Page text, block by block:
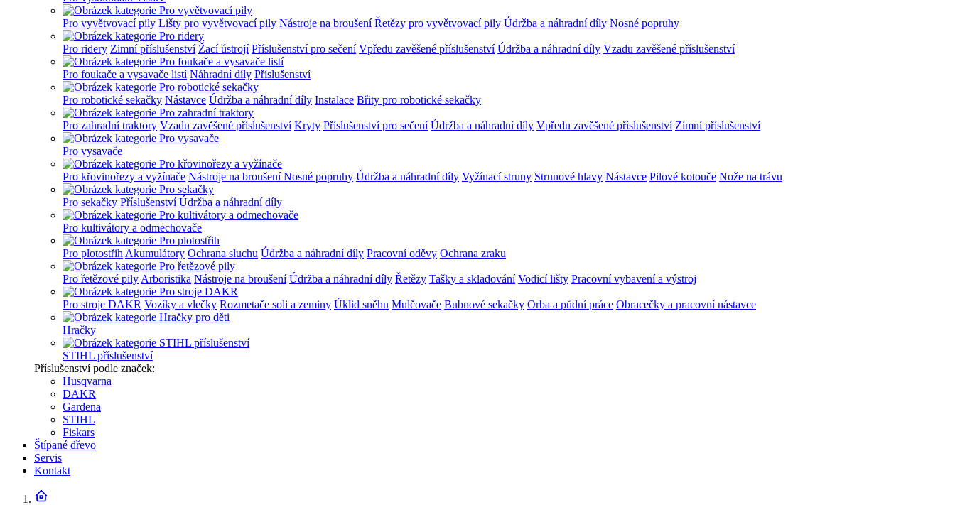
Pro vyvětvovací pily Lišty pro vyvětvovací pily Nástroje na broušení Řetězy pro vyvětvovací pily Údržba a náhradní díly Nosné popruhy
Pro ridery Zimní příslušenství Žací ústrojí Příslušenství pro sečení Vpředu zavěšené příslušenství Údržba a náhradní díly Vzadu zavěšené příslušenství
Pro foukače a vysavače listí Náhradní díly Příslušenství
Pro robotické sekačky Nástavce Údržba a náhradní díly Instalace Břity pro robotické sekačky
Pro zahradní traktory Vzadu zavěšené příslušenství Kryty Příslušenství pro sečení Údržba a náhradní díly Vpředu zavěšené příslušenství Zimní příslušenství
Pro vysavače
Pro křovinořezy a vyžínače Nástroje na broušeníNosné popruhy Údržba a náhradní díly Vyžínací struny Strunové hlavy Nástavce Pilové kotouče Nože na trávu
Pro sekačky Příslušenství Údržba a náhradní díly
Pro kultivátory a odmechovače
Pro plotostřih Akumulátory Ochrana sluchu Údržba a náhradní díly Pracovní oděvy Ochrana zraku
Pro řetězové pily Arboristika Nástroje na broušení Údržba a náhradní díly Řetězy Tašky a skladování Vodicí lišty Pracovní vybavení a výstroj
Pro stroje DAKR Vozíky a vlečky Rozmetače soli a zeminy Úklid sněhu Mulčovače Bubnové sekačky Orba a půdní práce Obracečky a pracovní nástavce
Hračky
STIHL příslušenství
Příslušenství podle značek:
Husqvarna
DAKR
Gardena
STIHL
Fiskars
Štípané dřevo
Servis
Kontakt